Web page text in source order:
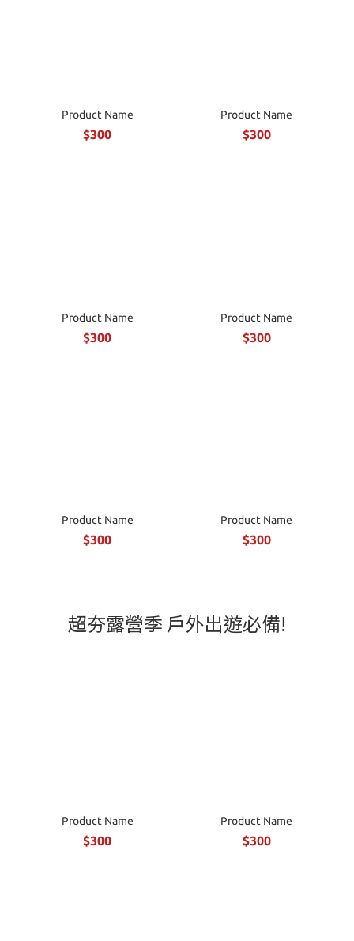
Product Name
$300
Product Name
$300
Product Name
$300
Product Name
$300
Product Name
$300
Product Name
$300
超夯露營季 戶外出遊必備!
Product Name
$300
Product Name
$300